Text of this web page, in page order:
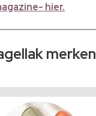
hier.
merken